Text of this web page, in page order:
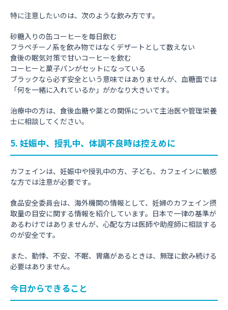
特に注意したいのは、次のような飲み方です。
砂糖入りの缶コーヒーを毎日飲む
フラペチーノ系を飲み物ではなくデザートとして数えない
食後の眠気対策で甘いコーヒーを飲む
コーヒーと菓子パンがセットになっている
ブラックなら必ず安全という意味ではありませんが、血糖面では
「何を一緒に入れているか」がかなり大きいです。
治療中の方は、食後血糖や薬との関係について主治医や管理栄養
士に相談してください。
5. 妊娠中、授乳中、体調不良時は控えめに
カフェインは、妊娠中や授乳中の方、子ども、カフェインに敏感
な方では注意が必要です。
食品安全委員会は、海外機関の情報として、妊婦のカフェイン摂
取量の目安に関する情報を紹介しています。日本で一律の基準が
あるわけではありませんが、心配な方は医師や助産師に相談する
のが安全です。
また、動悸、不安、不眠、胃痛があるときは、無理に飲み続ける
必要はありません。
今日からできること